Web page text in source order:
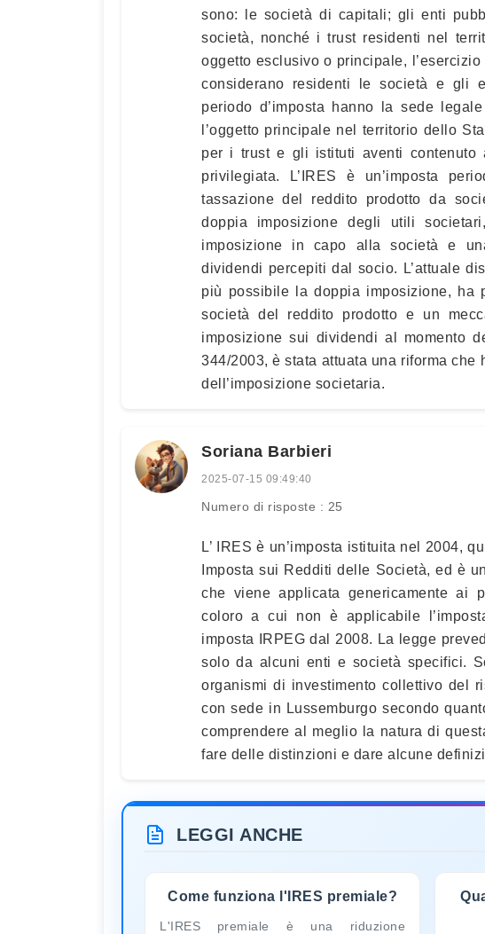
sono: le società di capitali; gli enti
società, nonché i trust residenti nel
oggetto esclusivo o principale,
considerano residenti le società e gli
periodo d’imposta hanno la sede
l’oggetto principale nel territorio dello
per i trust e gli istituti aventi
privilegiata. L’IRES è un’imposta
tassazione del reddito prodotto da
doppia imposizione degli utili
imposizione in capo alla società e
dividendi percepiti dal socio. L’attuale
più possibile la doppia imposizione, ha
società del reddito prodotto e un
imposizione sui dividendi al momento
344/2003, è stata attuata una riforma
dell’imposizione societaria.
Soriana Barbieri
2025-07-15 09:49:40
Numero di risposte : 25
L’ IRES è un’imposta istituita nel 2004,
Imposta sui Redditi delle Società, ed è
che viene applicata genericamente ai
coloro a cui non è applicabile
imposta IRPEG dal 2008. La legge
solo da alcuni enti e società specifici.
organismi di investimento collettivo del
con sede in Lussemburgo secondo
comprendere al meglio la natura di
fare delle distinzioni e dare alcune
LEGGI ANCHE
Come funziona l'IRES premiale?
L'IRES premiale è una riduzione